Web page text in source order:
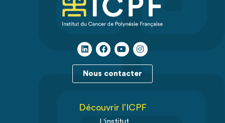
Nous contacter
Découvrir l’ICPF